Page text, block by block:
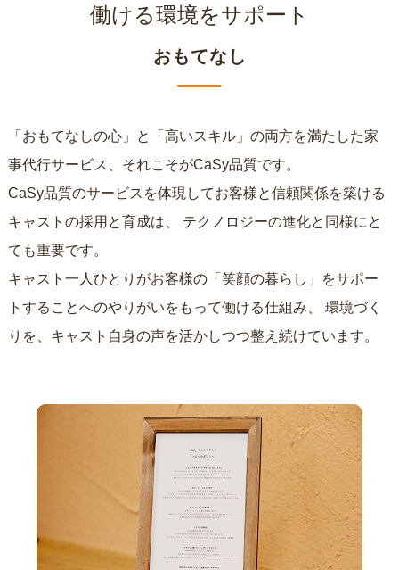
働ける環境をサポート
おもてなし
「おもてなしの心」と「高いスキル」の両方を満たした家
事代行サービス、それこそがCaSy品質です。
CaSy品質のサービスを体現してお客様と信頼関係を築ける
キャストの採用と育成は、
ても重要です。
キャスト一人ひとりがお客様の「笑顔の暮らし」をサポー
トすることへのやりがいをもって働ける仕組み、
りを、キャスト自身の声を活かしつつ整え続けています。